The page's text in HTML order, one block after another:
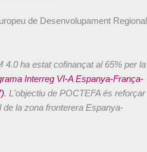
de Desenvolupament Regional
4.0 ha estat cofinançat al 65% per la
Interreg VI-A Espanya-França-
. L'objectiu de POCTEFA és reforçar
la zona fronterera Espanya-